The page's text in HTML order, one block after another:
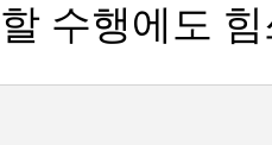
수행에도